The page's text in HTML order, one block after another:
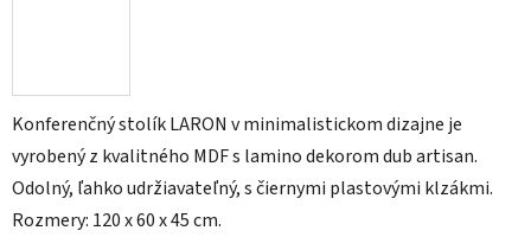
Konferenčný stolík LARON v minimalistickom dizajne je
vyrobený z kvalitného MDF s lamino dekorom dub artisan.
Odolný, ľahko udržiavateľný, s čiernymi plastovými klzákmi.
Rozmery: 120 x 60 x 45 cm.